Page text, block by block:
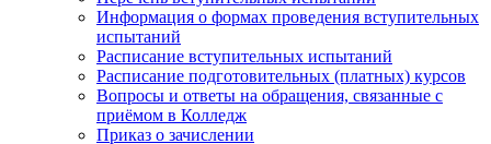
Информация о формах проведения вступительных
испытаний
Расписание вступительных испытаний
Расписание подготовительных (платных) курсов
Вопросы и ответы на обращения, связанные с
приёмом в Колледж
Приказ о зачислении